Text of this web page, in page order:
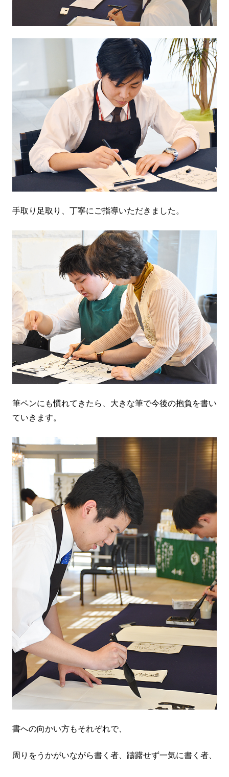
手取り足取り、丁寧にご指導いただきました。
筆ペンにも慣れてきたら、大きな筆で今後の抱負を書い
ていきます。
書への向かい方もそれぞれで、
周りをうかがいながら書く者、躊躇せず一気に書く者、